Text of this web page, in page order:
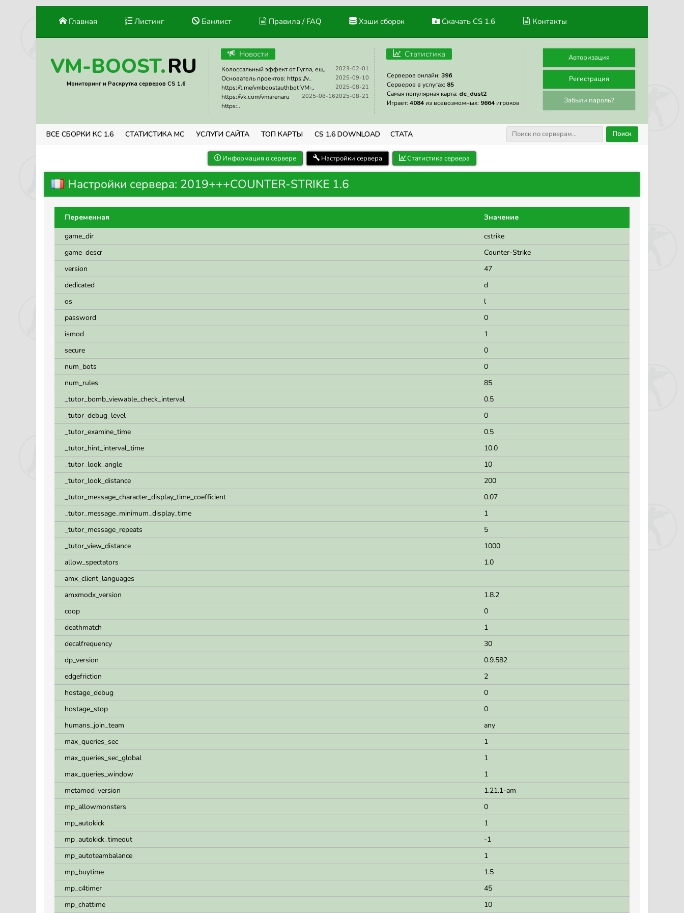
Главная Листинг Банлист Правила / FAQ Хэши сборок Скачать CS 1.6 Контакты
VM-BOOST.RU
Мониторинг и Раскрутка серверов CS 1.6
Новости
2023-02-01
Колоссальный эффект от Гугла, ещ..
2025-09-10
Основатель проектов: https://v..
2025-08-21
https://t.me/vmboostauthbot VM-..
2025-08-21
2025-08-16
https://vk.com/vmarenaru
https:..
Статистика
Серверов онлайн: 396
Серверов в услугах: 85
Самая популярная карта: de_dust2
Играет: 4084 из всевозможных: 9664 игроков
Авторизация
Регистрация
Забыли пароль?
ВСЕ СБОРКИ КС 1.6 СТАТИСТИКА МС УСЛУГИ САЙТА ТОП КАРТЫ CS 1.6 DOWNLOAD СТАТА Поиск
Информация о сервере Настройки сервера Статистика сервера
Настройки сервера: 2019+++COUNTER-STRIKE 1.6
Переменная
Значение
game_dir
cstrike
game_descr
Counter-Strike
version
47
dedicated
d
os
l
password
0
ismod
1
secure
0
num_bots
0
num_rules
85
_tutor_bomb_viewable_check_interval
0.5
_tutor_debug_level
0
_tutor_examine_time
0.5
_tutor_hint_interval_time
10.0
_tutor_look_angle
10
_tutor_look_distance
200
_tutor_message_character_display_time_coefficient
0.07
_tutor_message_minimum_display_time
1
_tutor_message_repeats
5
_tutor_view_distance
1000
allow_spectators
1.0
amx_client_languages
amxmodx_version
1.8.2
coop
0
deathmatch
1
decalfrequency
30
dp_version
0.9.582
edgefriction
2
hostage_debug
0
hostage_stop
0
humans_join_team
any
max_queries_sec
1
max_queries_sec_global
1
max_queries_window
1
metamod_version
1.21.1-am
mp_allowmonsters
0
mp_autokick
1
mp_autokick_timeout
-1
mp_autoteambalance
1
mp_buytime
1.5
mp_c4timer
45
mp_chattime
10